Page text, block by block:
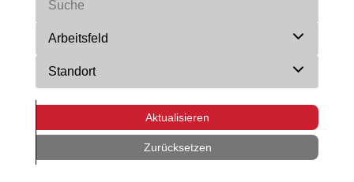
Arbeitsfeld
Standort
Aktualisieren
Zurücksetzen